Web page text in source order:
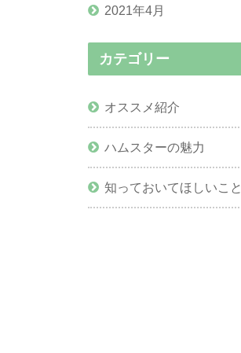
2021年4月
カテゴリー
オススメ紹介
ハムスターの魅力
知っておいてほしいこと